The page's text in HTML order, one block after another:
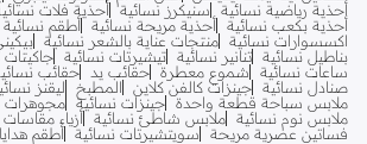
أحذية رياضية نسائية
سنيكرز نسائية أحذية فلات
أحذية بكعب نسائية أحذية مريحة نسائية أطقم نسائية
اكسسوارات نسائية منتجات عناية بالشعر نسائية
بناطيل نسائية تنانير نسائية تيشيرتات نسائية جاكيتات
ساعات نسائية
شموع معطرة حقائب يد حقائب
صنادل نسائية جينزات كالفن كلاين المطبخ
ليقنز
ملابس سباحة قطعة واحدة جينزات نسائية مجوهرات
ملابس نوم نسائية ملابس شاطئ نسائية أزياء مقاسات
فساتين عصرية مريحة
سويتشيرتات نسائية أطقم